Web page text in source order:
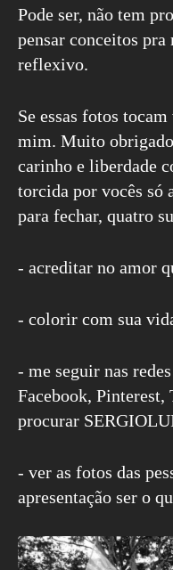
Pode ser, não tem
pensar conceitos
reflexivo.
Se essas fotos
mim. Muito
carinho e liberdade
torcida por vocês só
para fechar, quatro
- acreditar no amor
- colorir com sua
- me seguir nas
Facebook,
procurar
- ver as fotos das
apresentação ser o